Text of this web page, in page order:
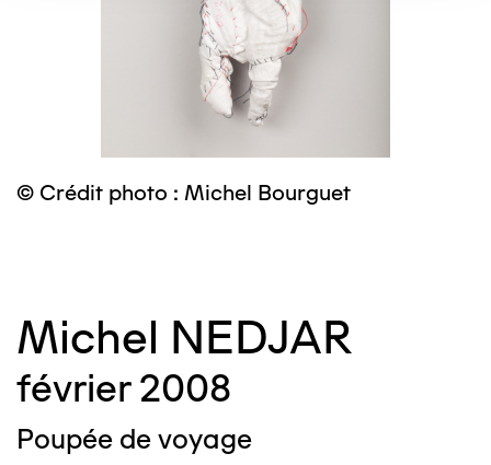
© Crédit photo : Michel Bourguet
Michel NEDJAR
février 2008
Poupée de voyage